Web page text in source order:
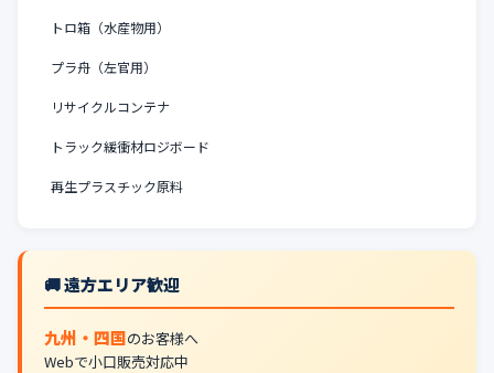
トロ箱（水産物用）
プラ舟（左官用）
リサイクルコンテナ
トラック緩衝材ロジボード
再生プラスチック原料
🚚 遠方エリア歓迎
九州・四国のお客様へ
Webで小口販売対応中